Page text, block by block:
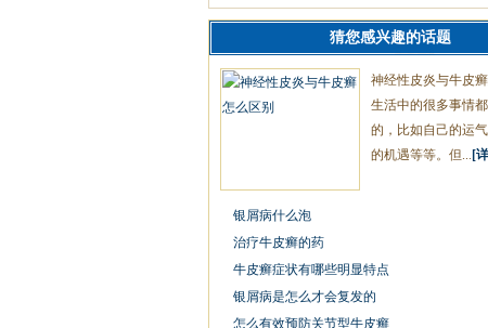
猜您感兴趣的话题
神经性皮炎与牛皮
生活中的很多事情
的，比如自己的运
的机遇等等。但... [
银屑病什么泡
治疗牛皮癣的药
牛皮癣症状有哪些明显特点
银屑病是怎么才会复发的
怎么有效预防关节型牛皮癣